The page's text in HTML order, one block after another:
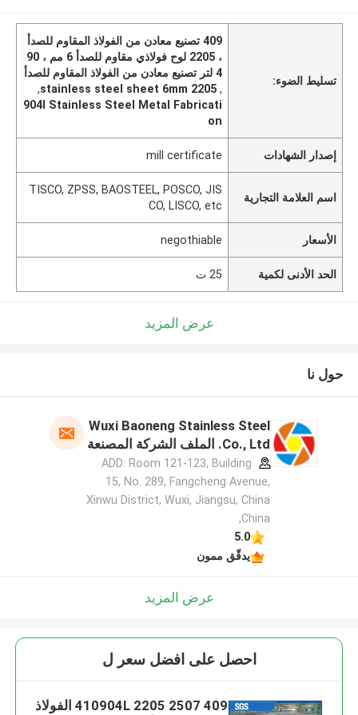
تسليط الضوء:
409 تصنيع معادن من الفولاذ المقاوم للصدأ
، 2205 لوح فولاذي مقاوم للصدأ 6 مم ، 90
4 لتر تصنيع معادن من الفولاذ المقاوم للصدأ
,
2205 stainless steel sheet 6mm
,
904l Stainless Steel Metal Fabricati
on
إصدار الشهادات mill certificate
اسم العلامة التجارية
TISCO, ZPSS, BAOSTEEL, POSCO, JIS
CO, LISCO, etc
الأسعار negothiable
الحد الأدنى لكمية 25 ت
عرض المزيد
حول نا
Wuxi Baoneng Stainless Steel
Co., Ltd. الملف الشركة المصنعة
ADD: Room 121-123, Building
15, No. 289, Fangcheng Avenue,
Xinwu District, Wuxi, Jiangsu, China
,China
5.0
يدقّق ممون
عرض المزيد
احصل على افضل سعر ل
409 410904L 2205 2507 الفولاذ